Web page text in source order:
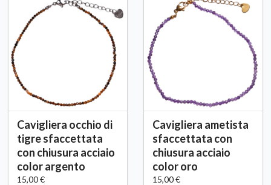
Cavigliera occhio di
tigre sfaccettata
con chiusura acciaio
color argento
15,00 €
Cavigliera ametista
sfaccettata con
chiusura acciaio
color oro
15,00 €